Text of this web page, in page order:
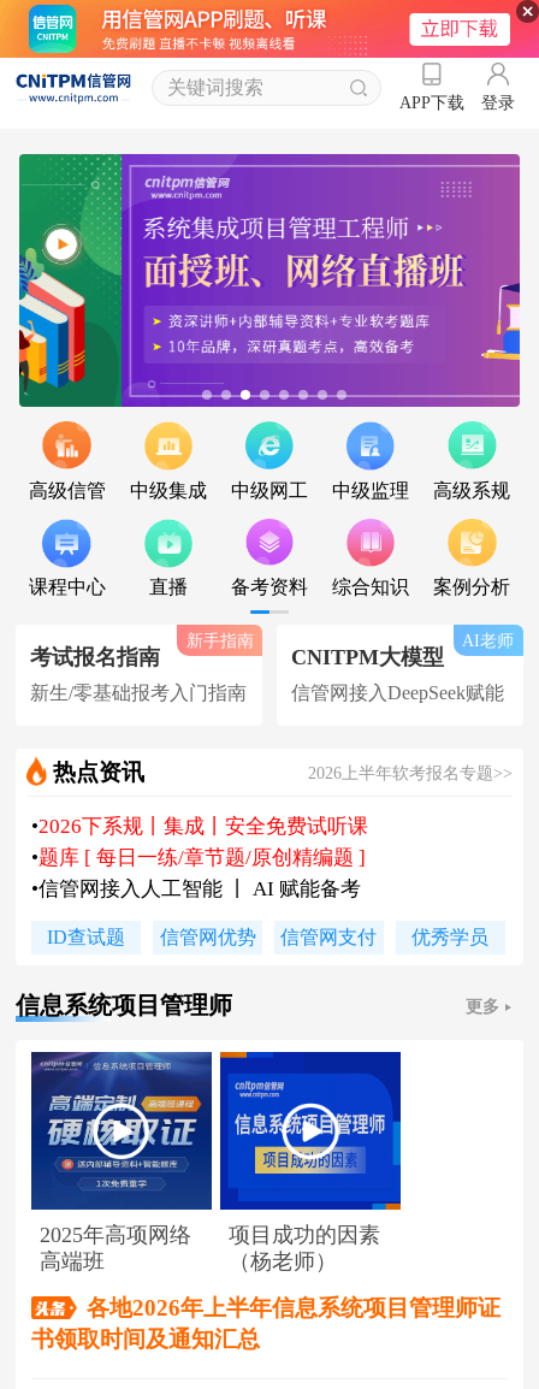
APP下载 登录
高级信管 中级集成 中级网工 中级监理 高级系规
课程中心 直播 备考资料 综合知识 案例分析
考试报名指南
新生/零基础报考入门指南
新手指南
CNITPM大模型
信管网接入DeepSeek赋能
AI老师
热点资讯 2026上半年软考报名专题>>
•2026下系规丨集成丨安全免费试听课
•题库 [ 每日一练/章节题/原创精编题 ]
•信管网接入人工智能 丨 AI 赋能备考
信管网软考讲师合作招聘(全职/兼职)
•2026上半年软考证书领取时间及通知
ID查试题 信管网优势 信管网支付 优秀学员
信息系统项目管理师 更多
2025年高项网络
高端班
项目成功的因素
（杨老师）
各地2026年上半年信息系统项目管理师证
书领取时间及通知汇总